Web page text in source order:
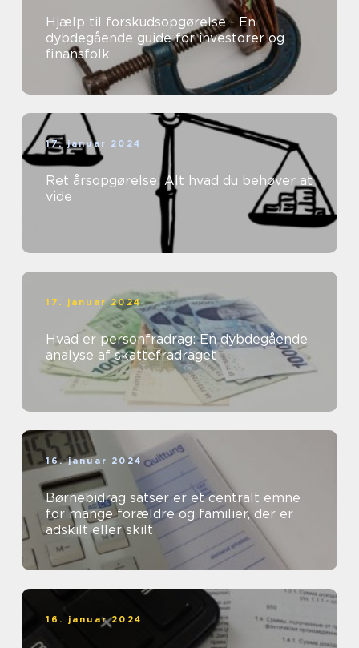
Hjælp til forskudsopgørelse - En
dybdegående guide for investorer og
finansfolk
17. januar 2024
Ret årsopgørelse: Alt hvad du behøver at
vide
17. januar 2024
Hvad er personfradrag: En dybdegående
analyse af skattefradraget
16. januar 2024
Børnebidrag satser er et centralt emne
for mange forældre og familier, der er
adskilt eller skilt
16. januar 2024